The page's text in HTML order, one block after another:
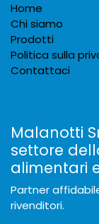
Home
Chi siamo
Prodotti
Politica sulla
Contattaci
Malanotti
settore
alimentari
Partner
rivenditori.